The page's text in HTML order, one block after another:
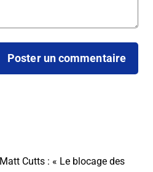
Matt Cutts : « Le blocage des